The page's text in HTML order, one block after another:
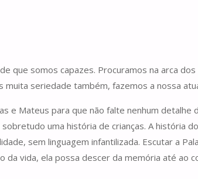
que somos capazes. Procuramos na arca
seriedade também, fazemos a nossa
e Mateus para que não falte nenhum detalhe
uma história de crianças. A história
sem linguagem infantilizada. Escutar a
vida, ela possa descer da memória até ao